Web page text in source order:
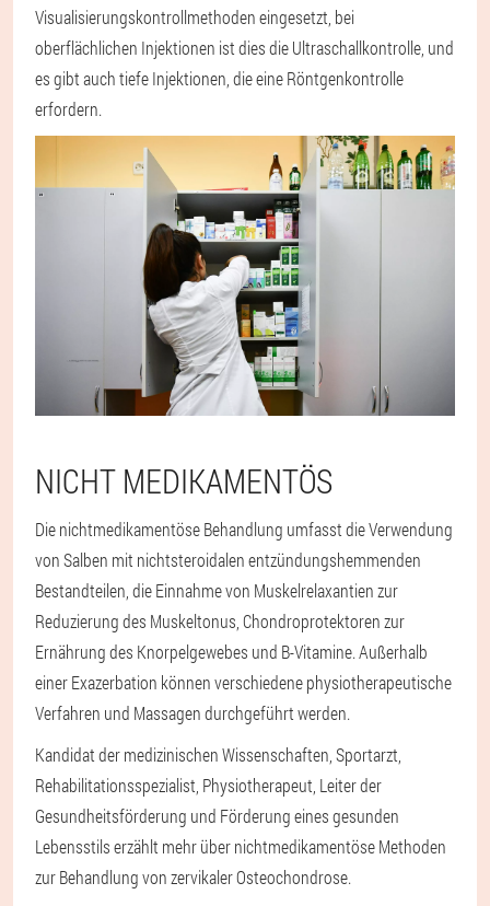
Visualisierungskontrollmethoden eingesetzt, bei
oberflächlichen Injektionen ist dies die Ultraschallkontrolle, und
es gibt auch tiefe Injektionen, die eine Röntgenkontrolle
erfordern.
NICHT MEDIKAMENTÖS
Die nichtmedikamentöse Behandlung umfasst die Verwendung
von Salben mit nichtsteroidalen entzündungshemmenden
Bestandteilen, die Einnahme von Muskelrelaxantien zur
Reduzierung des Muskeltonus, Chondroprotektoren zur
Ernährung des Knorpelgewebes und B-Vitamine. Außerhalb
einer Exazerbation können verschiedene physiotherapeutische
Verfahren und Massagen durchgeführt werden.
Kandidat der medizinischen Wissenschaften, Sportarzt,
Rehabilitationsspezialist, Physiotherapeut, Leiter der
Gesundheitsförderung und Förderung eines gesunden
Lebensstils erzählt mehr über nichtmedikamentöse Methoden
zur Behandlung von zervikaler Osteochondrose.